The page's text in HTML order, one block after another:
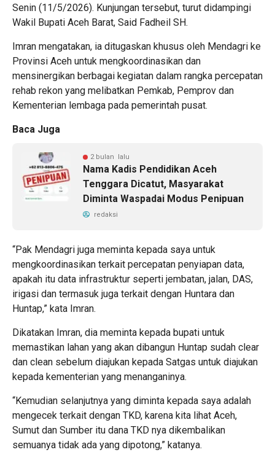
Senin (11/5/2026). Kunjungan tersebut, turut didampingi
Wakil Bupati Aceh Barat, Said Fadheil SH.
Imran mengatakan, ia ditugaskan khusus oleh Mendagri ke
Provinsi Aceh untuk mengkoordinasikan dan
mensinergikan berbagai kegiatan dalam rangka percepatan
rehab rekon yang melibatkan Pemkab, Pemprov dan
Kementerian lembaga pada pemerintah pusat.
Baca Juga
2 bulan lalu
Nama Kadis Pendidikan Aceh
Tenggara Dicatut, Masyarakat
Diminta Waspadai Modus Penipuan
redaksi
“Pak Mendagri juga meminta kepada saya untuk
mengkoordinasikan terkait percepatan penyiapan data,
apakah itu data infrastruktur seperti jembatan, jalan, DAS,
irigasi dan termasuk juga terkait dengan Huntara dan
Huntap,” kata Imran.
Dikatakan Imran, dia meminta kepada bupati untuk
memastikan lahan yang akan dibangun Huntap sudah clear
dan clean sebelum diajukan kepada Satgas untuk diajukan
kepada kementerian yang menanganinya.
“Kemudian selanjutnya yang diminta kepada saya adalah
mengecek terkait dengan TKD, karena kita lihat Aceh,
Sumut dan Sumber itu dana TKD nya dikembalikan
semuanya tidak ada yang dipotong,” katanya.